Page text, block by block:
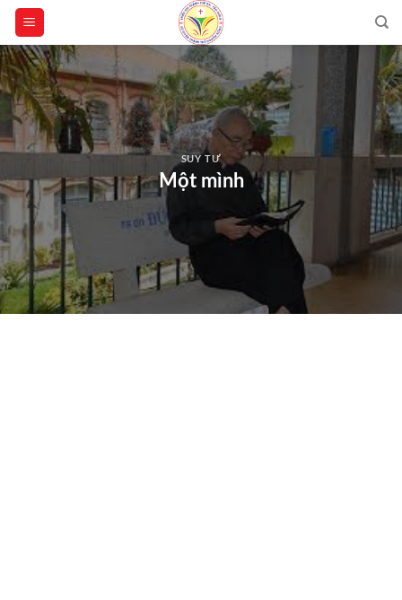
Skip
content
SUY TƯ
Một mình